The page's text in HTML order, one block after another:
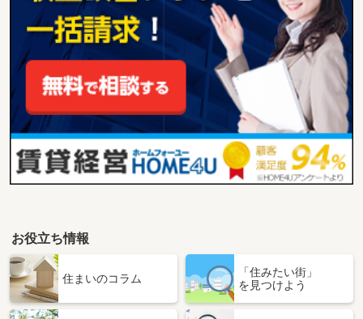
お役立ち情報
住まいのコラム
「住みたい街」
を見つけよう